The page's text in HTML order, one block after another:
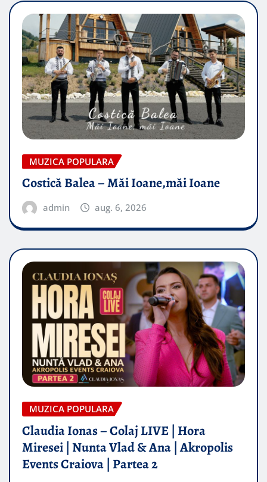
MUZICA POPULARA
Costică Balea – Măi Ioane,măi Ioane
admin aug. 6, 2026
MUZICA POPULARA
Claudia Ionas – Colaj LIVE | Hora
Miresei | Nunta Vlad & Ana | Akropolis
Events Craiova | Partea 2